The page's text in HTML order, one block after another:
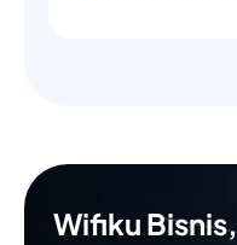
Wifiku